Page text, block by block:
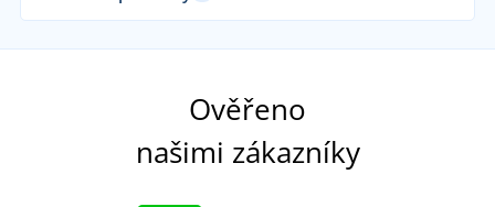
Ověřeno
našimi zákazníky